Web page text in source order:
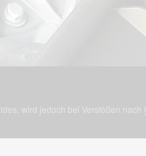
wird jedoch bei Verstößen nach